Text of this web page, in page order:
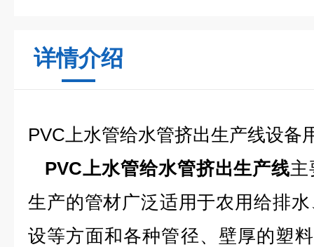
详情介绍
PVC上水管给水管挤出生产线设备
PVC上水管给水管挤出生产线主
生产的管材广泛适用于农用给排
设等方面和各种管径、壁厚的塑